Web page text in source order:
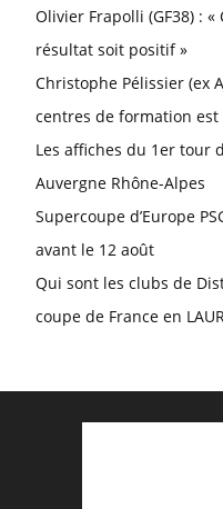
Olivier Frapolli (GF38) :
résultat soit positif »
Christophe Pélissier (ex
centres de formation
Les affiches du 1er tour
Auvergne Rhône-Alpes
Supercoupe d’Europe
avant le 12 août
Qui sont les clubs de
coupe de France en